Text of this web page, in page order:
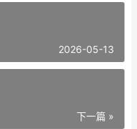
2026-05-13
下一篇 »